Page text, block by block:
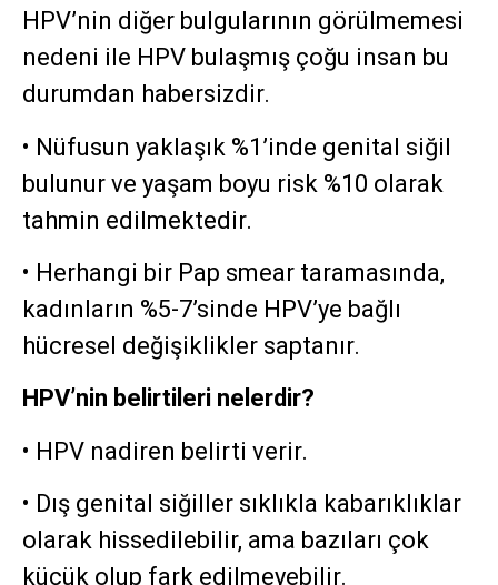
HPV’nin diğer bulgularının görülmemesi
nedeni ile HPV bulaşmış çoğu insan bu
durumdan habersizdir.
• Nüfusun yaklaşık %1’inde genital siğil
bulunur ve yaşam boyu risk %10 olarak
tahmin edilmektedir.
• Herhangi bir Pap smear taramasında,
kadınların %5-7’sinde HPV’ye bağlı
hücresel değişiklikler saptanır.
HPV’nin belirtileri nelerdir?
• HPV nadiren belirti verir.
• Dış genital siğiller sıklıkla kabarıklıklar
olarak hissedilebilir, ama bazıları çok
küçük olup fark edilmeyebilir.